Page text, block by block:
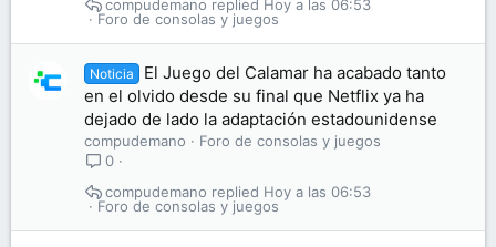
Foro de consolas y juegos
Hoy a las 06:53
compudemano
Noticia
El Juego del Calamar ha acabado tanto
en el olvido desde su final que Netflix ya ha
dejado de lado la adaptación estadounidense
compudemano
Foro de consolas y juegos
0
Foro de consolas y juegos
Hoy a las 06:53
compudemano